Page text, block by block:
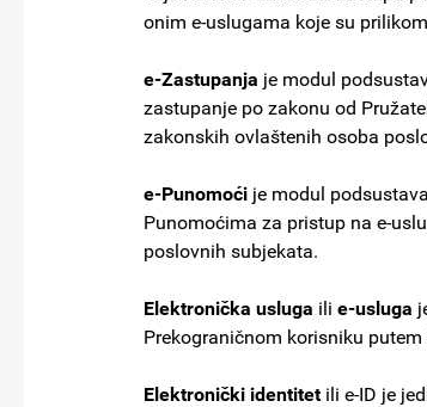
onim e-uslugama koje su
e-Zastupanja je modul
zastupanje po zakonu od
zakonskih ovlaštenih osoba
e-Punomoći je modul
Punomoćima za pristup na e-
poslovnih subjekata.
Elektronička usluga ili e-usluga
Prekograničnom korisniku putem
Elektronički identitetili e-ID je